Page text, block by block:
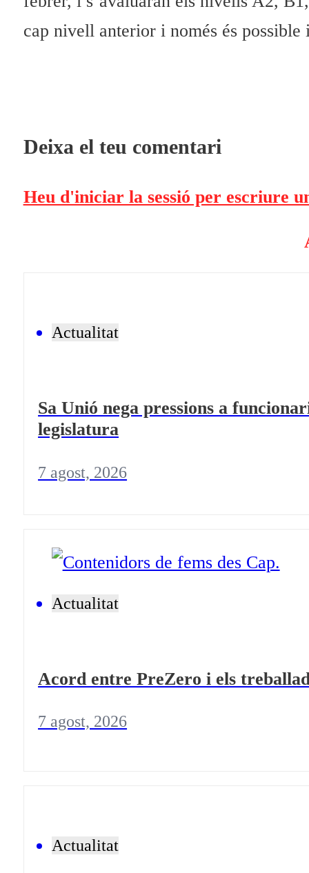
cap nivell anterior i només és possible
Deixa el teu comentari
Heu d'iniciar la sessió per escriure
Actualitat
Sa Unió nega pressions a
legislatura
7 agost, 2026
Actualitat
Acord entre PreZero i els
7 agost, 2026
Actualitat